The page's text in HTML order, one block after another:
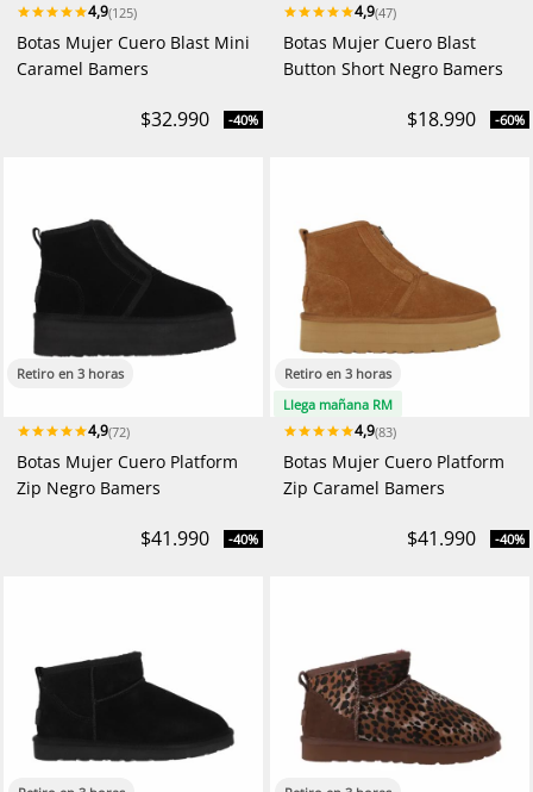
4,9(125)
Botas Mujer Cuero Blast Mini
Caramel Bamers
$32.990 -40%
4,9(47)
Botas Mujer Cuero Blast
Button Short Negro Bamers
$18.990 -60%
Retiro en 3 horas
4,9(72)
Botas Mujer Cuero Platform
Zip Negro Bamers
$41.990 -40%
Retiro en 3 horas
Llega mañana RM
4,9(83)
Botas Mujer Cuero Platform
Zip Caramel Bamers
$41.990 -40%